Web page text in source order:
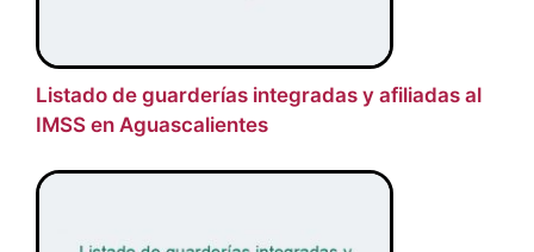
Listado de guarderías integradas y afiliadas al
IMSS en Aguascalientes